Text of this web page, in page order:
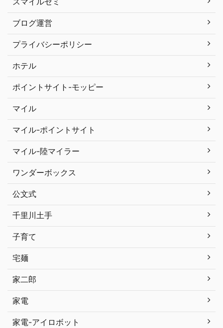
ブログ運営
プライバシーポリシー
ホテル
ポイントサイト-モッピー
マイル
マイル-ポイントサイト
マイル-陸マイラー
ワンダーボックス
公文式
千里川土手
子育て
宅麺
家二郎
家電
家電-アイロボット